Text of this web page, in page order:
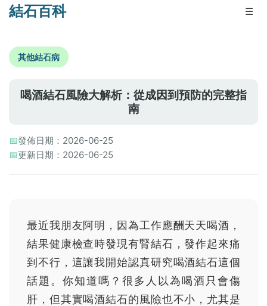
結石百科 ☰
其他結石病
喝酒結石風險大解析：從成因到預防的完整指
南
📅發佈日期：2026-06-25
📅更新日期：2026-06-25
最近我朋友阿明，因為工作應酬天天喝酒，
結果健康檢查時發現有腎結石，發作起來痛
到不行，這讓我開始認真研究喝酒結石這個
話題。你知道嗎？很多人以為喝酒只會傷
肝，但其實喝酒結石的風險也不小，尤其是